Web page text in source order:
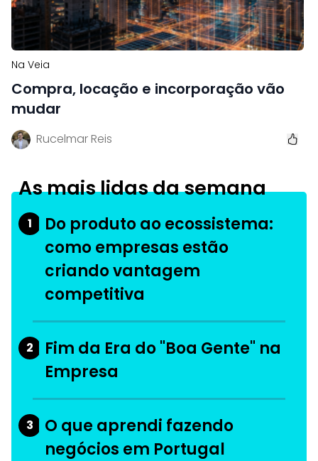
Na Veia
Compra, locação e incorporação vão
mudar
Rucelmar Reis
As mais lidas da semana
1
Do produto ao ecossistema:
como empresas estão
criando vantagem
competitiva
2
Fim da Era do "Boa Gente" na
Empresa
3
O que aprendi fazendo
negócios em Portugal